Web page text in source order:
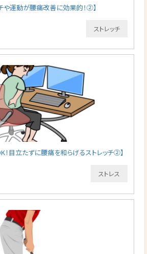
や運動が腰痛改善に効果的！②】
ストレッチ
！目立たずに腰痛を和らげるストレッチ②】
ストレス